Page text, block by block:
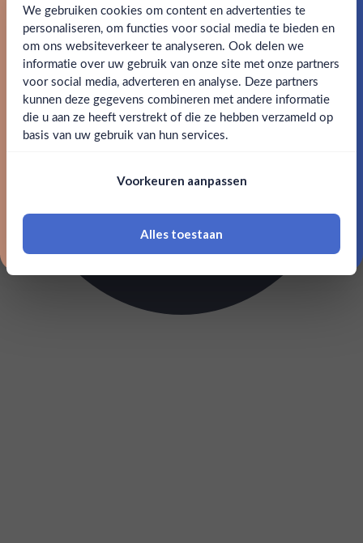
Ben jij 18 jaar of ouder?
Ja Nee
18 jaar of ouder zijn
We gebruiken cookies om content en advertenties te
personaliseren, om functies voor social media te bieden en
om ons websiteverkeer te analyseren. Ook delen we
informatie over uw gebruik van onze site met onze partners
voor social media, adverteren en analyse. Deze partners
kunnen deze gegevens combineren met andere informatie
die u aan ze heeft verstrekt of die ze hebben verzameld op
basis van uw gebruik van hun services.
Voorkeuren aanpassen
Alles toestaan
Schrijf je in en ontvang direct 5% korting op je eerste
bestelling.
Email
Claim mijn korting